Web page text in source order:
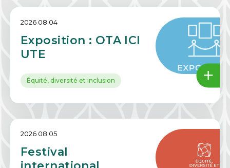
2026 08 04
Exposition : OTA ICI
UTE
Équité, diversité et inclusion
2026 08 05
Festival